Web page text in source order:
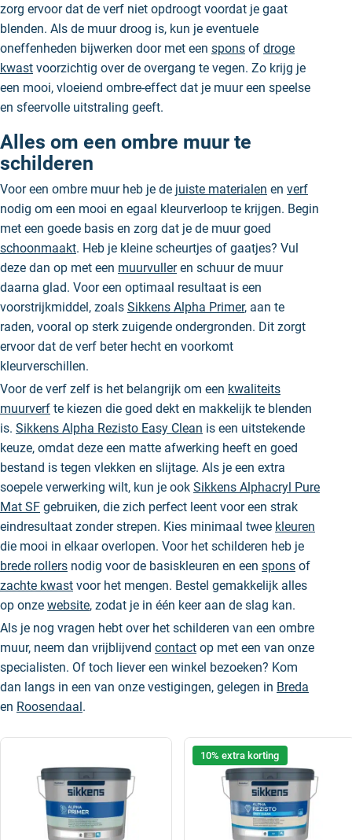
zorg ervoor dat de verf niet opdroogt voordat je gaat
blenden. Als de muur droog is, kun je eventuele
oneffenheden bijwerken door met een spons of droge
kwast voorzichtig over de overgang te vegen. Zo krijg je
een mooi, vloeiend ombre-effect dat je muur een speelse
en sfeervolle uitstraling geeft.
Alles om een ombre muur te
schilderen
Voor een ombre muur heb je de juiste materialen en verf
nodig om een mooi en egaal kleurverloop te krijgen. Begin
met een goede basis en zorg dat je de muur goed
schoonmaakt. Heb je kleine scheurtjes of gaatjes? Vul
deze dan op met een muurvulleren schuur de muur
daarna glad. Voor een optimaal resultaat is een
voorstrijkmiddel, zoals Sikkens Alpha Primer, aan te
raden, vooral op sterk zuigende ondergronden. Dit zorgt
ervoor dat de verf beter hecht en voorkomt
kleurverschillen.
Voor de verf zelf is het belangrijk om een kwaliteits
muurverf te kiezen die goed dekt en makkelijk te blenden
is. Sikkens Alpha Rezisto Easy Clean is een uitstekende
keuze, omdat deze een matte afwerking heeft en goed
bestand is tegen vlekken en slijtage. Als je een extra
soepele verwerking wilt, kun je ook Sikkens Alphacryl Pure
Mat SF gebruiken, die zich perfect leent voor een strak
eindresultaat zonder strepen. Kies minimaal twee kleuren
die mooi in elkaar overlopen. Voor het schilderen heb je
brede rollers nodig voor de basiskleuren en een spons of
zachte kwast voor het mengen. Bestel gemakkelijk alles
op onze website, zodat je in één keer aan de slag kan.
Als je nog vragen hebt over het schilderen van een ombre
muur, neem dan vrijblijvend contact op met een van onze
specialisten. Of toch liever een winkel bezoeken? Kom
dan langs in een van onze vestigingen, gelegen in Breda
en Roosendaal .
10% extra korting